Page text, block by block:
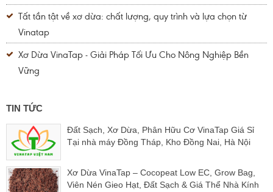
Tất tần tật về xơ dừa: chất lượng, quy trình và lựa chọn từ
Vinatap
Xơ Dừa VinaTap - Giải Pháp Tối Ưu Cho Nông Nghiệp Bền
Vững
TIN TỨC
Đất Sạch, Xơ Dừa, Phân Hữu Cơ VinaTap Giá Sỉ
Tại nhà máy Đồng Tháp, Kho Đồng Nai, Hà Nội
Xơ Dừa VinaTap – Cocopeat Low EC, Grow Bag,
Viên Nén Gieo Hạt, Đất Sạch & Giá Thể Nhà Kính